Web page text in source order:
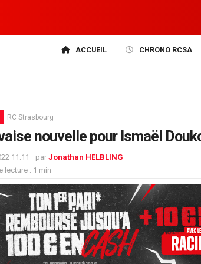
ACCUEIL CHRONO RCSA
RC Strasbourg
nouvelle pour Ismaël
11:11 par Jonathan HELBLING
lecture : 1 min